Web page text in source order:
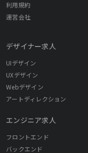
利用規約
運営会社
デザイナー求人
UIデザイン
UXデザイン
Webデザイン
アートディレクション
エンジニア求人
フロントエンド
バックエンド